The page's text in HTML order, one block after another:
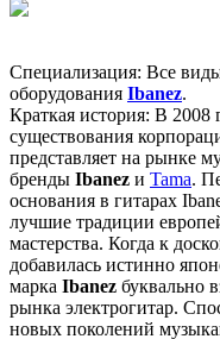
Специализация: Все
оборудования Ibanez.
Краткая история: В 2008
существования
представляет на рынке
бренды Ibanez и Tama.
основания в гитарах
лучшие традиции
мастерства. Когда к
добавилась истинно
марка Ibanez буквально
рынка электрогитар.
новых поколений